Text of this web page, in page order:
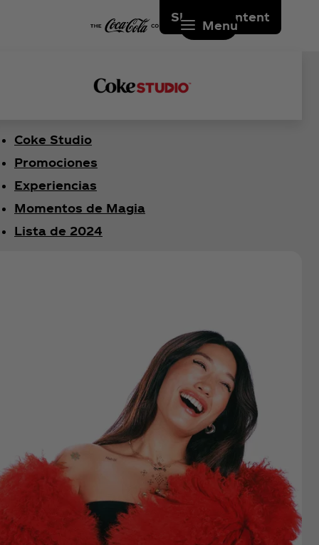
Skip to content
Menu
Coke Studio
Promociones
Experiencias
Momentos de Magia
Lista de 2024